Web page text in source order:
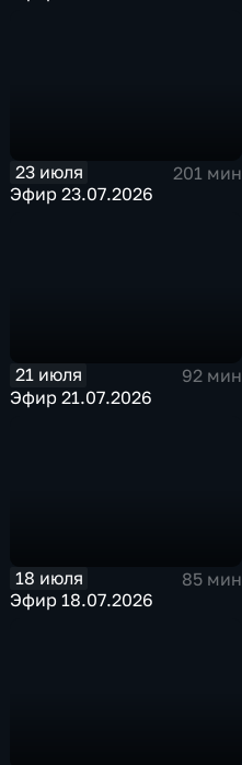
23 июля
201 мин
Эфир 23.07.2026
21 июля
92 мин
Эфир 21.07.2026
18 июля
85 мин
Эфир 18.07.2026